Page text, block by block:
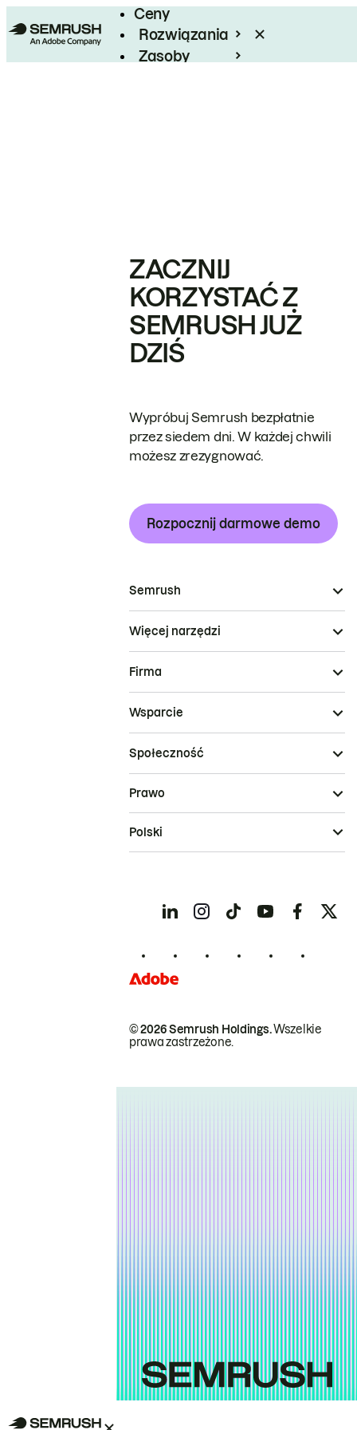
Ceny
Rozwiązania
Zasoby
ZACZNIJ
KORZYSTAĆ Z
SEMRUSH JUŻ
DZIŚ
Wypróbuj Semrush bezpłatnie
przez siedem dni. W każdej chwili
możesz zrezygnować.
Rozpocznij darmowe demo
Semrush
Więcej narzędzi
Firma
Wsparcie
Społeczność
© 2026 Semrush Holdings.Wszelkie
prawa zastrzeżone.
Prawo
Polski